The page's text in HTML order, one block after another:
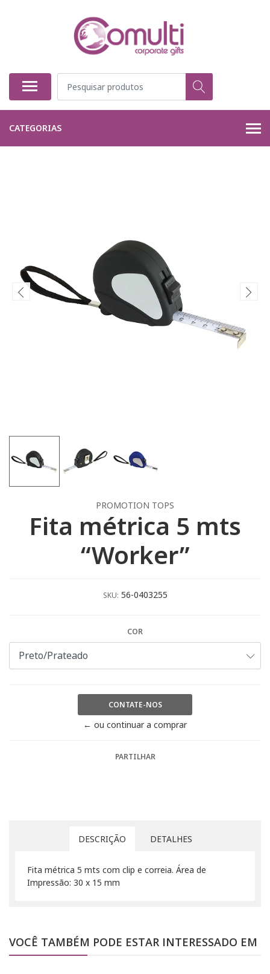
CATEGORIAS
PROMOTION TOPS
Fita métrica 5 mts
“Worker”
SKU: 56-0403255
COR
CONTATE-NOS
← ou continuar a comprar
PARTILHAR
DESCRIÇÃO DETALHES
Fita métrica 5 mts com clip e correia. Área de
Impressão: 30 x 15 mm
VOCÊ TAMBÉM PODE ESTAR INTERESSADO EM